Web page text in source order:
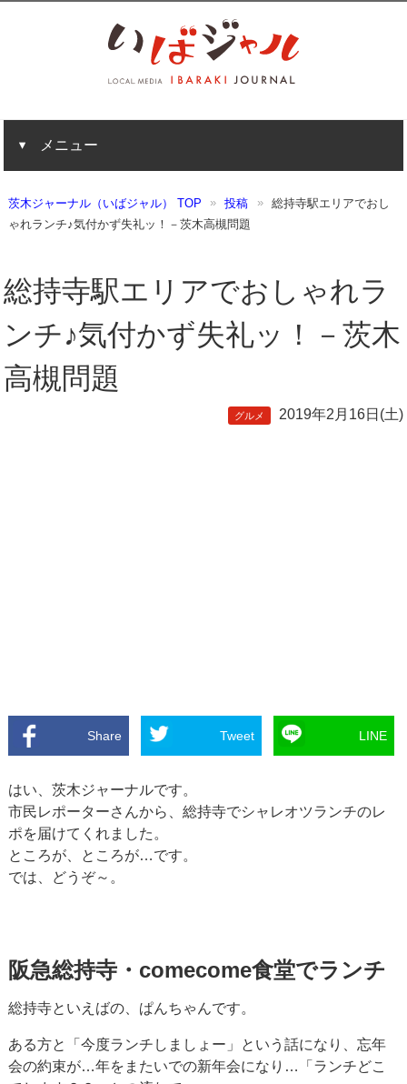
メニュー
茨木ジャーナル（いばジャル） TOP 投稿
総持寺駅エリアでおし
ゃれランチ♪気付かず失礼ッ！－茨木高槻問題
総持寺駅エリアでおしゃれラ
ンチ♪気付かず失礼ッ！－茨木
高槻問題
グルメ 2019年2月16日(土)
Share Tweet LINE
はい、茨木ジャーナルです。
市民レポーターさんから、総持寺でシャレオツランチのレ
ポを届けてくれました。
ところが、ところが…です。
では、どうぞ～。
阪急総持寺・comecome食堂でランチ
総持寺といえばの、ぱんちゃんです。
ある方と「今度ランチしましょー」という話になり、忘年
会の約束が…年をまたいでの新年会になり…「ランチどこ